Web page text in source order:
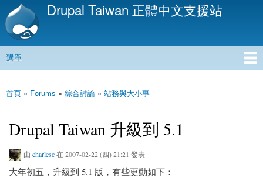
移
內
Drupal Taiwan 正體中文支援站
主選單
選單
您在這裡
首頁 » Forums » 綜合討論 » 站務與大小事
Drupal Taiwan 升級到 5.1
由 charlesc在 2007-02-22 (四) 21:21 發表
大年初五，升級到 5.1 版，有些更動如下：